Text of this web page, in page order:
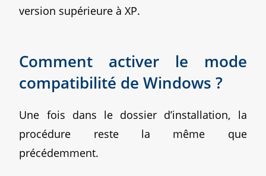
version supérieure à XP.
Comment activer le mode
compatibilité de Windows ?
Une fois dans le dossier d’installation, la
procédure reste la même que
précédemment.